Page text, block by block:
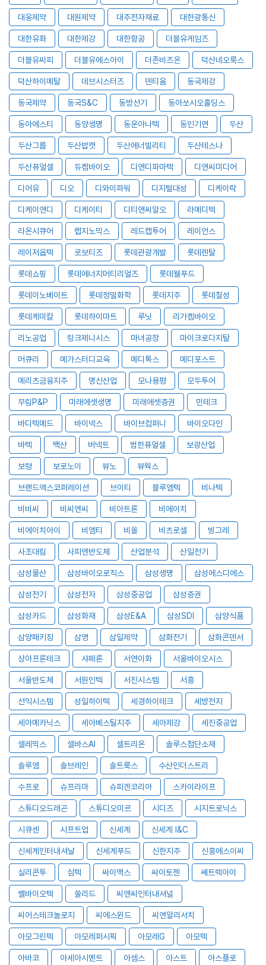
대웅제약 대원제약 대주전자재료 대한광통신
대한유화 대한제강 대한항공 더블유게임즈
더블유씨피 더블유에스아이 더존비즈온 덕산네오룩스
덕산하이메탈 데브시스터즈 덴티움 동국제강
동국제약 동국S&C 동방선기 동아쏘시오홀딩스
동아에스티 동양생명 동운아나텍 동인기연 두산
두산그룹 두산밥캣 두산에너빌리티 두산테스나
두산퓨얼셀 듀켐바이오 디앤디파마텍 디앤씨미디어
디어유 디오 디와이파워 디지털대성 디케이락
디케이앤디 디케이티 디티앤씨알오 라메디텍
라온시큐어 랩지노믹스 레드캡투어 레이언스
레이저옵텍 로보티즈 롯데관광개발 롯데렌탈
롯데쇼핑 롯데에너지머티리얼즈 롯데웰푸드
롯데이노베이트 롯데정밀화학 롯데지주 롯데칠성
롯데케미칼 롯데하이마트 루닛 리가켐바이오
리노공업 링크제니시스 마녀공장 마이크로디지탈
머큐리 메가스터디교육 메디톡스 메디포스트
메리츠금융지주 명신산업 모나용평 모두투어
무림P&P 미래에셋생명 미래에셋증권 민테크
바디텍메드 바이넥스 바이브컴퍼니 바이오다인
바텍 백산 버넥트 범한퓨얼셀 보광산업
보령 보로노이 뷰노 뷰웍스
브랜드엑스코퍼레이션 브이티 블루엠텍 비나텍
비비씨 비씨엔씨 비아트론 비에이치
비에이치아이 비엠티 비올 비츠로셀 빙그레
사조대림 사피엔반도체 산업분석 산일전기
삼성물산 삼성바이오로직스 삼성생명 삼성에스디에스
삼성전기 삼성전자 삼성중공업 삼성증권
삼성카드 삼성화재 삼성E&A 삼성SDI 삼양식품
삼양패키징 삼영 삼일제약 삼화전기 삼화콘덴서
상아프론테크 샤페론 서연이화 서울바이오시스
서울반도체 서원인텍 서진시스템 서흥
선익시스템 성일하이텍 세경하이테크 세방전지
세아메카닉스 세아베스틸지주 세아제강 세진중공업
셀레믹스 셀바스AI 셀트리온 솔루스첨단소재
솔루엠 솔브레인 솔트룩스 수산인더스트리
수프로 슈프리마 슈피겐코리아 스카이라이프
스튜디오드래곤 스튜디오미르 시디즈 시지트로닉스
시큐센 시프트업 신세계 신세계 I&C
신세계인터내셔날 신세계푸드 신한지주 신흥에스이씨
실리콘투 심텍 싸이맥스 싸이토젠 쎄트렉아이
쎌바이오텍 쏠리드 씨앤씨인터내셔널
씨어스테크놀로지 씨에스윈드 씨엔알리서치
아모그린텍 아모레퍼시픽 아모레G 아모텍
아바코 아세아시멘트 아셈스 아스트 아스플로